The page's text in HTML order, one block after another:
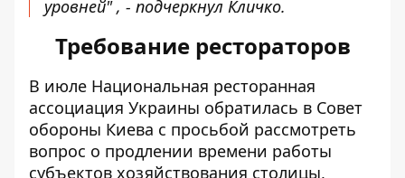
уровней" , - подчеркнул Кличко.
Требование рестораторов
В июле Национальная ресторанная
ассоциация Украины обратилась в Совет
обороны Киева с просьбой рассмотреть
вопрос о продлении времени работы
субъектов хозяйствования столицы,